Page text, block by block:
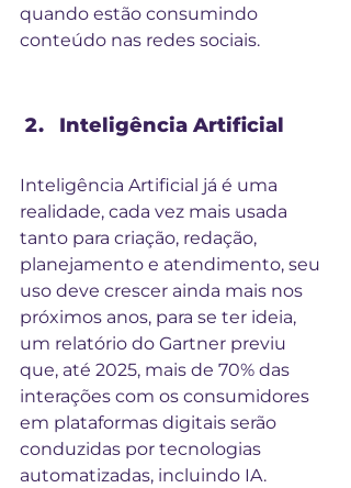
quando estão consumindo
conteúdo nas redes sociais.
Inteligência Artificial
Inteligência Artificial já é uma
realidade, cada vez mais usada
tanto para criação, redação,
planejamento e atendimento, seu
uso deve crescer ainda mais nos
próximos anos, para se ter ideia,
um relatório do Gartner previu
que, até 2025, mais de 70% das
interações com os consumidores
em plataformas digitais serão
conduzidas por tecnologias
automatizadas, incluindo IA.